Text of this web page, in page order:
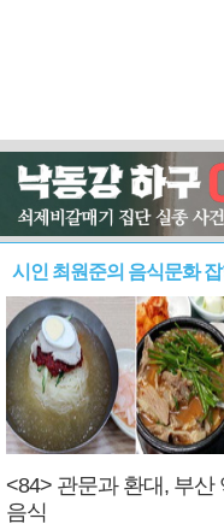
시인 최원준의 음식문화
<84> 관문과 환대, 부산
음식